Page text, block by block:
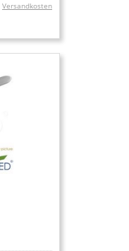
Versandkosten